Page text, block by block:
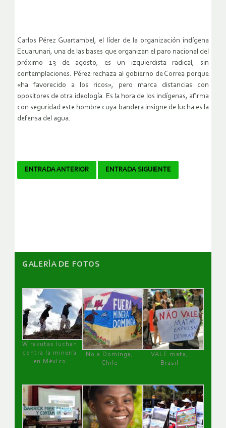
Carlos Pérez Guartambel, el líder de la organización indígena
Ecuarunari, una de las bases que organizan el paro nacional del
próximo 13 de agosto, es un izquierdista radical, sin
contemplaciones. Pérez rechaza al gobierno de Correa porque
«ha favorecido a los ricos», pero marca distancias con
opositores de otra ideología. Es la hora de los indígenas, afirma
con seguridad este hombre cuya bandera insigne de lucha es la
defensa del agua.
Navegador
ENTRADA ANTERIOR ENTRADA SIGUIENTE
GALERÌA DE FOTOS
Wirakutas luchan
contra la minería
en México
No a Dominga,
Chile
VALE mata,
Brasil